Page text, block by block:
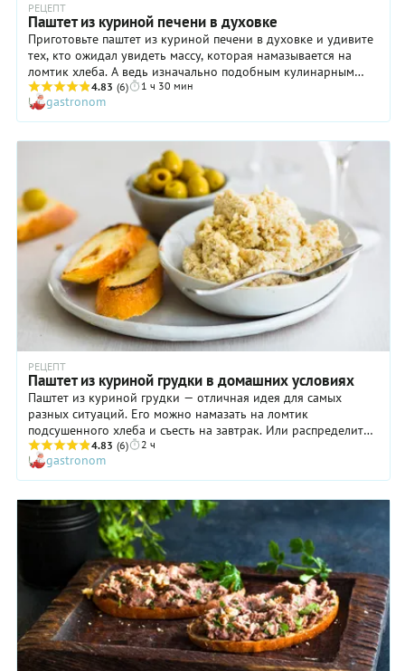
РЕЦЕПТ
Паштет из куриной печени в духовке
Приготовьте паштет из куриной печени в духовке и удивите
тех, кто ожидал увидеть массу, которая намазывается на
ломтик хлеба. А ведь изначально подобным кулинарным
термином обозначали пирог с начинкой из измельченного
мяса. Кстати, именно о нем идет речь в романе «Двадцать
лет спустя», когда виконт де Бражелон со своим слугой
съедают «целый паштет без остатка». Позже тесто из пирога
исчезло, и сытную начинку начали запекать в чистом виде.
Паштет стал паштетом! Правда, в советское время идея
блюда была упрощена донельзя, и вот тогда-то и стала
производиться та самая пюреобразная масса из печени, мяса
или рыбы, которая упаковывалась в жестяные банки. А мы
предлагаем вам сегодня вернуться к истокам, запечь паштет
из куриной печени в духовке, чтобы почувствовать разницу
и немного прикоснуться к поистине высокой кухне.
4.83 (6) 1 ч 30 мин
gastronom
РЕЦЕПТ
Паштет из куриной грудки в домашних условиях
Паштет из куриной грудки — отличная идея для самых
разных ситуаций. Его можно намазать на ломтик
подсушенного хлеба и съесть на завтрак. Или распределить
по тарталеткам, украсить зелеными и черными оливками и
подать в качестве дополнения к бокалу вина. Наконец,
паштет из куриной грудки можно основательно охладить (в
этом случае сливочного масла в процессе приготовления
стоит добавить побольше) и сопроводить им зеленый салат.
В любом случае это блюдо не останется незамеченным ни на
вашем столе, ни в холодильнике! Готовится паштет из
куриной грудки легко и не слишком долго, что добавляет
ему лишних баллов в глазах хозяйки.
4.83 (6) 2 ч
gastronom